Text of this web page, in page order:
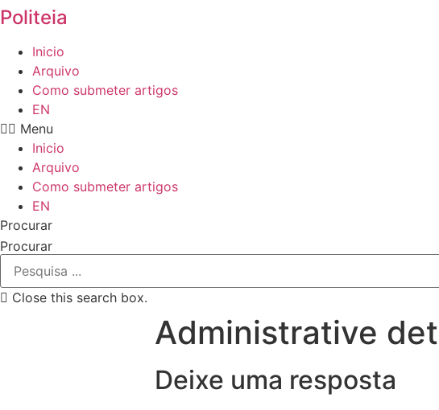
Politeia
Inicio
Arquivo
Como submeter artigos
EN
Menu
Inicio
Arquivo
Como submeter artigos
EN
Procurar
Procurar
Close this search box.
Administrative
Deixe uma resposta